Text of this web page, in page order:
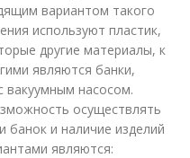
вариантом такого
используют пластик,
другие материалы, к
являются банки,
вакуумным насосом.
осуществлять
банок и наличие изделий
являются: